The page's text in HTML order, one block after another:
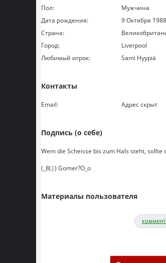
Пол:
Мужчина
Дата рождения:
9 Октября
Страна:
Город:
Liverpool
Любимый игрок:
Sami Hyypiä
Контакты
Email: Адрес скрыт
Подпись (о себе)
Wem die Scheisse bis zum Hals steht, sollte
(_8(|) Gomer?O_o
Материалы пользователя